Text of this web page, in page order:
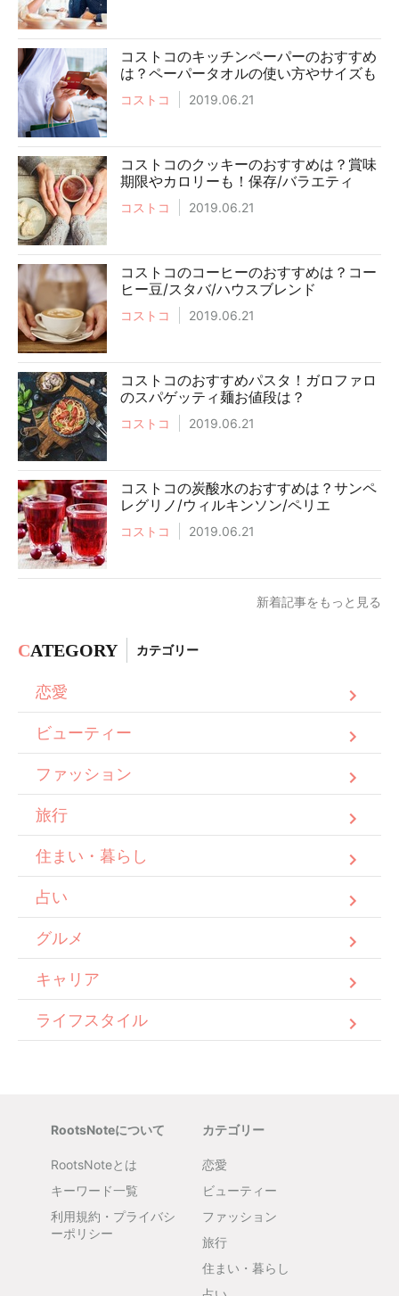
コストコのキッチンペーパーのおすすめ
は？ペーパータオルの使い方やサイズも
コストコ 2019.06.21
コストコのクッキーのおすすめは？賞味
期限やカロリーも！保存/バラエティ
コストコ 2019.06.21
コストコのコーヒーのおすすめは？コー
ヒー豆/スタバ/ハウスブレンド
コストコ 2019.06.21
コストコのおすすめパスタ！ガロファロ
のスパゲッティ麺お値段は？
コストコ 2019.06.21
コストコの炭酸水のおすすめは？サンペ
レグリノ/ウィルキンソン/ペリエ
コストコ 2019.06.21
新着記事をもっと見る
CATEGORY カテゴリー
恋愛
ビューティー
ファッション
旅行
住まい・暮らし
占い
グルメ
キャリア
ライフスタイル
RootsNoteについて
RootsNoteとは
キーワード一覧
利用規約・プライバシ
ーポリシー
カテゴリー
恋愛
ビューティー
ファッション
旅行
住まい・暮らし